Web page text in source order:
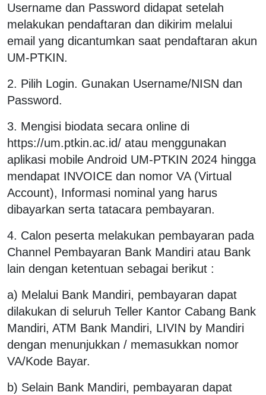
Username dan Password didapat setelah
melakukan pendaftaran dan dikirim melalui
email yang dicantumkan saat pendaftaran akun
UM-PTKIN.
2. Pilih Login. Gunakan Username/NISN dan
Password.
3. Mengisi biodata secara online di
https://um.ptkin.ac.id/ atau menggunakan
aplikasi mobile Android UM-PTKIN 2024 hingga
mendapat INVOICE dan nomor VA (Virtual
Account), Informasi nominal yang harus
dibayarkan serta tatacara pembayaran.
4. Calon peserta melakukan pembayaran pada
Channel Pembayaran Bank Mandiri atau Bank
lain dengan ketentuan sebagai berikut :
a) Melalui Bank Mandiri, pembayaran dapat
dilakukan di seluruh Teller Kantor Cabang Bank
Mandiri, ATM Bank Mandiri, LIVIN by Mandiri
dengan menunjukkan / memasukkan nomor
VA/Kode Bayar.
b) Selain Bank Mandiri, pembayaran dapat